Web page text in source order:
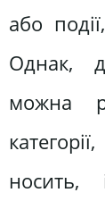
або
Однак,
можна
носить,